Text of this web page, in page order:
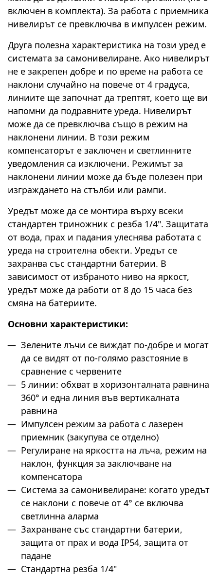
включен в комплекта). За работа с приемника
нивелирът се превключва в импулсен режим.
Друга полезна характеристика на този уред е
системата за самонивелиране. Ако нивелирът
не е закрепен добре и по време на работа се
наклони случайно на повече от 4 градуса,
линиите ще започнат да трептят, което ще ви
напомни да подравните уреда. Нивелирът
може да се превключва също в режим на
наклонени линии. В този режим
компенсаторът е заключен и светлинните
уведомления са изключени. Режимът за
наклонени линии може да бъде полезен при
изграждането на стълби или рампи.
Уредът може да се монтира върху всеки
стандартен триножник с резба 1/4". Защитата
от вода, прах и падания улеснява работата с
уреда на строителна обекти. Уредът се
захранва със стандартни батерии. В
зависимост от избраното ниво на яркост,
уредът може да работи от 8 до 15 часа без
смяна на батериите.
Основни характеристики:
Зелените лъчи се виждат по-добре и могат
да се видят от по-голямо разстояние в
сравнение с червените
5 линии: обхват в хоризонталната равнина
360° и една линия във вертикалната
равнина
Импулсен режим за работа с лазерен
приемник (закупува се отделно)
Регулиране на яркостта на лъча, режим на
наклон, функция за заключване на
компенсатора
Система за самонивелиране: когато уредът
се наклони с повече от 4° се включва
светлинна аларма
Захранване със стандартни батерии,
защита от прах и вода IP54, защита от
падане
Стандартна резба 1/4"